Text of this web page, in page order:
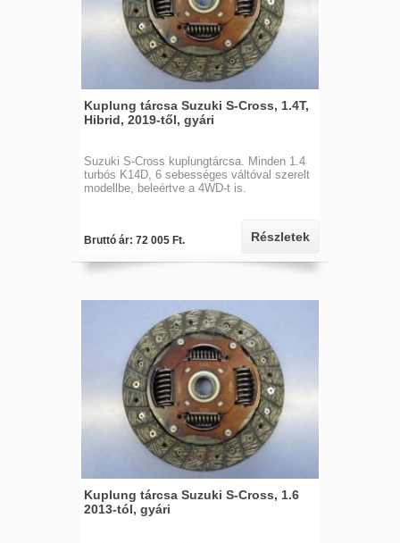
Kuplung tárcsa Suzuki S-Cross, 1.4T,
Hibrid, 2019-től, gyári
Suzuki S-Cross kuplungtárcsa. Minden 1.4
turbós K14D, 6 sebességes váltóval szerelt
modellbe, beleértve a 4WD-t is.
Bruttó ár: 72 005 Ft. Részletek
Kuplung tárcsa Suzuki S-Cross, 1.6
2013-tól, gyári